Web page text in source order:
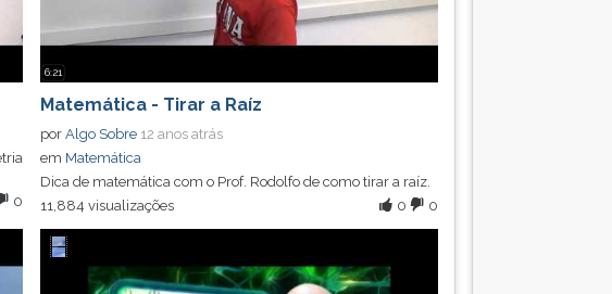
0
6:21
Matemática - Tirar a Raíz
por Algo Sobre 12 anos atrás
em Matemática
Dica de matemática com o Prof. Rodolfo de como tirar a raíz.
0
0
11,884 visualizações